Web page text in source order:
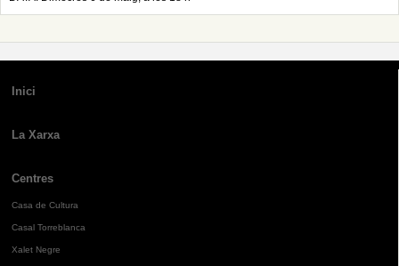
Inici
La Xarxa
Centres
Casa de Cultura
Casal Torreblanca
Xalet Negre